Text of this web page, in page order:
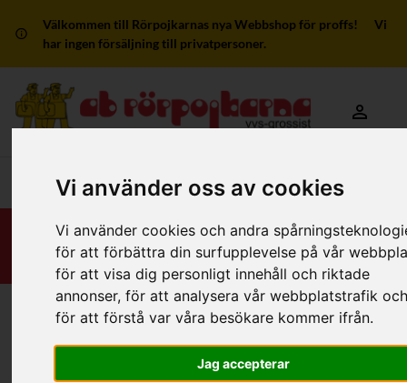
Vi använder oss av cookies
Vi använder cookies och andra
för att förbättra din surfupplevelse på vår
för att visa dig personligt innehåll och riktade
annonser, för att analysera vår webbplatstrafik
för att förstå var våra besökare kommer ifrån.
Jag accepterar
Välkommen till Rörpojkarnas nya Webbshop för proffs! Vi
har ingen försäljning till privatpersoner.
Mitt
Huvudmeny
RSK-Kategorier / Rördelar & Kopplingar
/
Klämring
/ Av metall/mässing / ROT-kopplingar